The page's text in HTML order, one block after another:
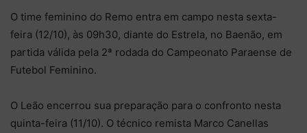
O time feminino do Remo entra em campo nesta sexta-
feira (12/10), às 09h30, diante do Estrela, no Baenão, em
partida válida pela 2ª rodada do Campeonato Paraense de
Futebol Feminino.
O Leão encerrou sua preparação para o confronto nesta
quinta-feira (11/10). O técnico remista Marco Canellas